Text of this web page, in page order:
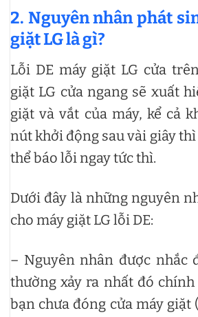
2. Nguyên nhân phát
giặt LG là gì?
Lỗi DE máy giặt LG cửa
giặt LG cửa ngang sẽ xuất
giặt và vắt của máy, kể cả
nút khởi động sau vài giây
thể báo lỗi ngay tức thì.
Dưới đây là những nguyên
cho máy giặt LG lỗi DE:
– Nguyên nhân được nhắc
thường xảy ra nhất đó chính
bạn chưa đóng cửa máy giặt